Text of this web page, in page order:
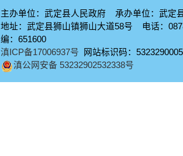
主办单位：武定县人民政府 承办单位：武定
地址：武定县狮山镇狮山大道58号 电话：
编：651600
滇ICP备17006937号 网站标识码：5323290005
滇公网安备 53232902532338号